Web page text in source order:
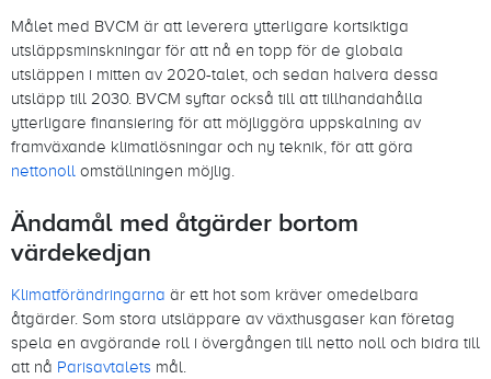
Målet med BVCM är att leverera ytterligare kortsiktiga
utsläppsminskningar för att nå en topp för de globala
utsläppen i mitten av 2020-talet, och sedan halvera dessa
utsläpp till 2030. BVCM syftar också till att tillhandahålla
ytterligare finansiering för att möjliggöra uppskalning av
framväxande klimatlösningar och ny teknik, för att göra
nettonollomställningen möjlig.
Ändamål med åtgärder bortom
värdekedjan
Klimatförändringarna är ett hot som kräver omedelbara
åtgärder. Som stora utsläppare av växthusgaser kan företag
spela en avgörande roll i övergången till netto noll och bidra till
att nå Parisavtalets mål.